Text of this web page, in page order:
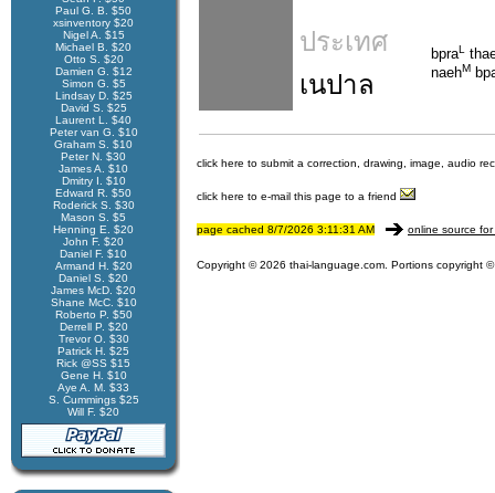
Paul G. B. $50
xsinventory $20
Nigel A. $15
Michael B. $20
Otto S. $20
Damien G. $12
Simon G. $5
Lindsay D. $25
David S. $25
Laurent L. $40
Peter van G. $10
Graham S. $10
Peter N. $30
James A. $10
Dmitry I. $10
Edward R. $50
Roderick S. $30
Mason S. $5
Henning E. $20
John F. $20
Daniel F. $10
Armand H. $20
Daniel S. $20
James McD. $20
Shane McC. $10
Roberto P. $50
Derrell P. $20
Trevor O. $30
Patrick H. $25
Rick @SS $15
Gene H. $10
Aye A. M. $33
S. Cummings $25
Will F. $20
ประเทศ
เนปาล
bpraL
naehM
click here to submit a correction, drawing, image, audio
click here to e-mail this page to a friend
page cached 8/7/2026 3:11:31 AM online source
Copyright © 2026 thai-language.com. Portions copyright